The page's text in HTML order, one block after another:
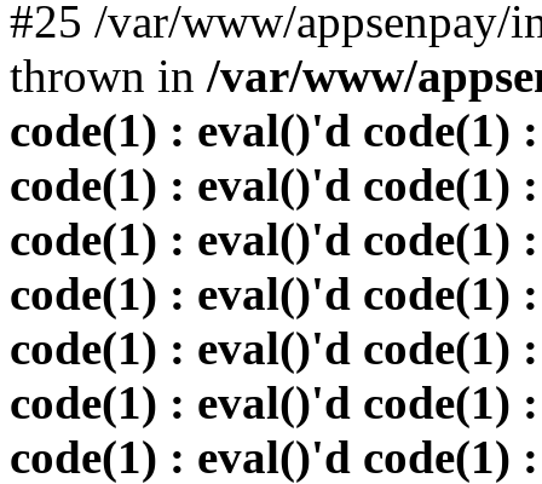
#25 /var/www/
thrown in /var/www/
code(1) : eval()'d code(1)
code(1) : eval()'d code(1)
code(1) : eval()'d code(1)
code(1) : eval()'d code(1)
code(1) : eval()'d code(1)
code(1) : eval()'d code(1)
code(1) : eval()'d code(1)